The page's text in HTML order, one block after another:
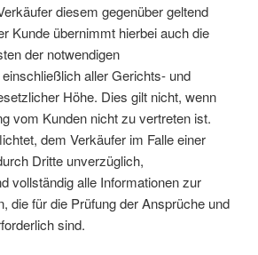
diesem gegenüber geltend
Kunde übernimmt hierbei auch die
der notwendigen
aller Gerichts- und
Höhe. Dies gilt nicht, wenn
vom Kunden nicht zu vertreten ist.
dem Verkäufer im Falle einer
Dritte unverzüglich,
vollständig alle Informationen zur
die für die Prüfung der Ansprüche und
sind.